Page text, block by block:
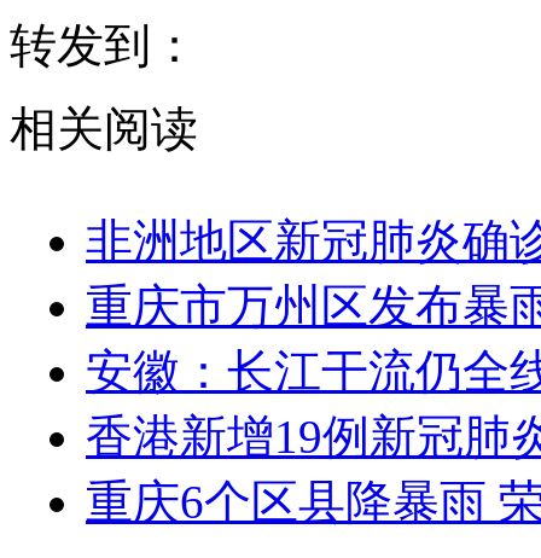
转发到：
相关阅读
非洲地区新冠肺炎确
重庆市万州区发布暴
安徽：长江干流仍全
香港新增19例新冠肺
重庆6个区县降暴雨